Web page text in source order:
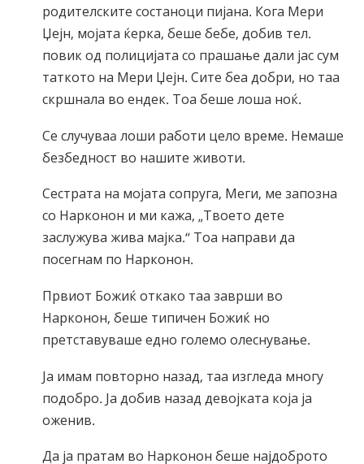
родителските состаноци пијана. Кога Мери
Џејн, мојата ќерка, беше бебе, добив тел.
повик од полицијата со прашање дали јас сум
таткото на Мери Џејн. Сите беа добри, но таа
скршнала во ендек. Тоа беше лоша ноќ.
Се случуваa лоши работи цело време. Немаше
безбедност во нашите животи.
Сестрата на мојата сопруга, Меги, ме запозна
со Нарконон и ми кажа, „Твоето дете
заслужува жива мајка.“ Тоа направи да
посегнам по Нарконон.
Првиот Божиќ откако таа заврши во
Нарконон, беше типичен Божиќ но
претставуваше едно големо олеснување.
Ја имам повторно назад, таа изгледа многу
подобро. Ја добив назад девојката која ја
оженив.
Да ја пратам во Нарконон беше најдоброто